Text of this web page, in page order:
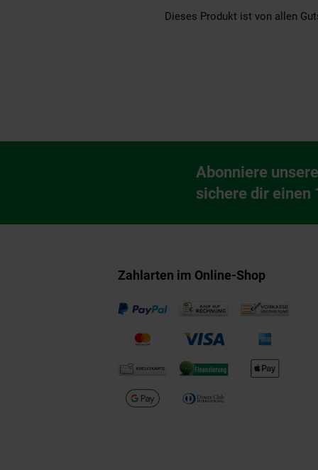
Dieses Produkt ist von allen
Newsletter
Abonniere
sichere dir einen
Zahlarten im Online-Shop